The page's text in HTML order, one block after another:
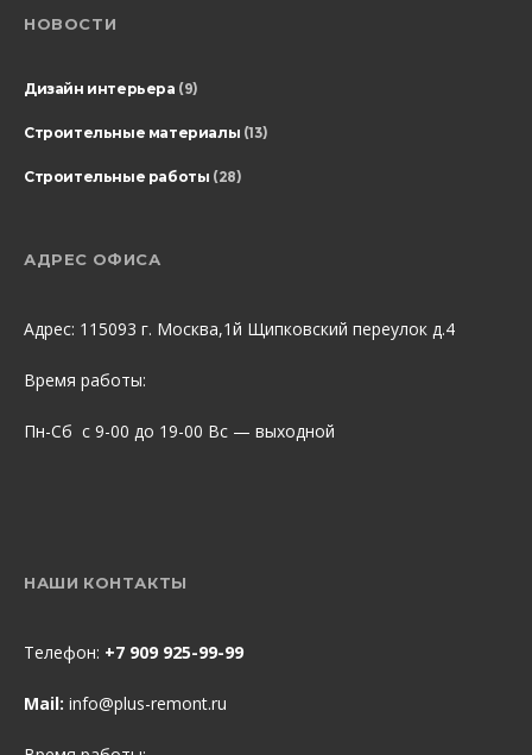
НОВОСТИ
Дизайн интерьера (9)
Строительные материалы (13)
Строительные работы (28)
АДРЕС ОФИСА
Адрес: 115093 г. Москва,1й Щипковский переулок д.4
Время работы:
Пн-Сб с 9-00 до 19-00 Вс — выходной
НАШИ КОНТАКТЫ
Телефон: +7 909 925-99-99
Mail: info@plus-remont.ru